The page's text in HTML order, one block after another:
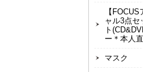
【
ャル3点セ
ト
ー＊本人
マスク